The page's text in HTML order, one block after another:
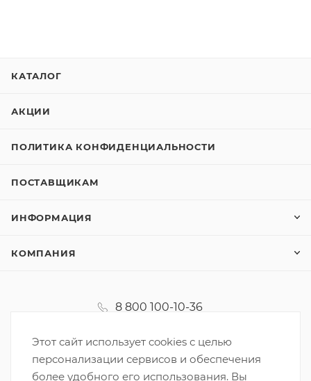
КАТАЛОГ
АКЦИИ
ПОЛИТИКА КОНФИДЕНЦИАЛЬНОСТИ
ПОСТАВЩИКАМ
ИНФОРМАЦИЯ
КОМПАНИЯ
8 800 100-10-36
Этот сайт использует cookies с целью
персонализации сервисов и обеспечения
более удобного его использования. Вы